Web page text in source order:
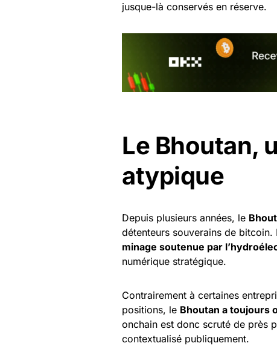
jusque-là conservés en réserve.
Le Bhoutan,
atypique
Depuis plusieurs années, le
détenteurs souverains de
minage soutenue par
numérique stratégique.
Contrairement à certaines
positions, le Bhoutan a toujours
onchain est donc scruté de près
contextualisé publiquement.